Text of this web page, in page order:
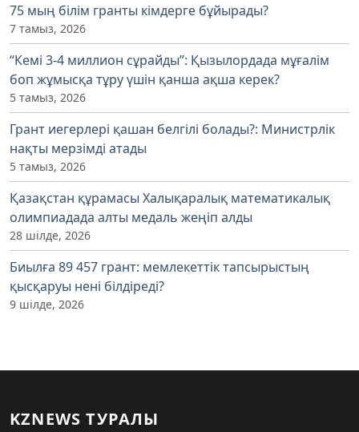
75 мың білім гранты кімдерге бұйырады?
7 тамыз, 2026
“Кемі 3-4 миллион сұрайды”: Қызылордада мұғалім
боп жұмысқа тұру үшін қанша ақша керек?
5 тамыз, 2026
Грант иегерлері қашан белгілі болады?: Министрлік
нақты мерзімді атады
5 тамыз, 2026
Қазақстан құрамасы Халықаралық математикалық
олимпиадада алты медаль жеңіп алды
28 шілде, 2026
Биылға 89 457 грант: мемлекеттік тапсырыстың
қысқаруы нені білдіреді?
9 шілде, 2026
KZNEWS ТУРАЛЫ